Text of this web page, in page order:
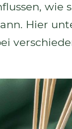
Hier